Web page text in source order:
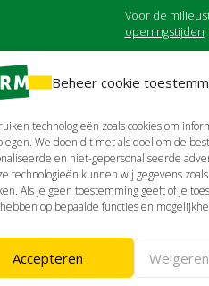
Beheer cookie
technologieën zoals cookies om
We doen dit met als doel om de
en niet-gepersonaliseerde
technologieën kunnen wij gegevens
Als je geen toestemming geeft of je
op bepaalde functies en
Accepteren Weigeren
Voor de
openingstijden